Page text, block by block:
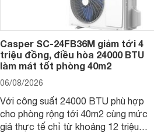
Casper SC-24FB36M giảm tới 4
triệu đồng, điều hòa 24000 BTU
làm mát tốt phòng 40m2
06/08/2026
Với công suất 24000 BTU phù hợp
cho phòng rộng tới 40m2 cùng mức
giá thực tế chỉ từ khoảng 12 triệu